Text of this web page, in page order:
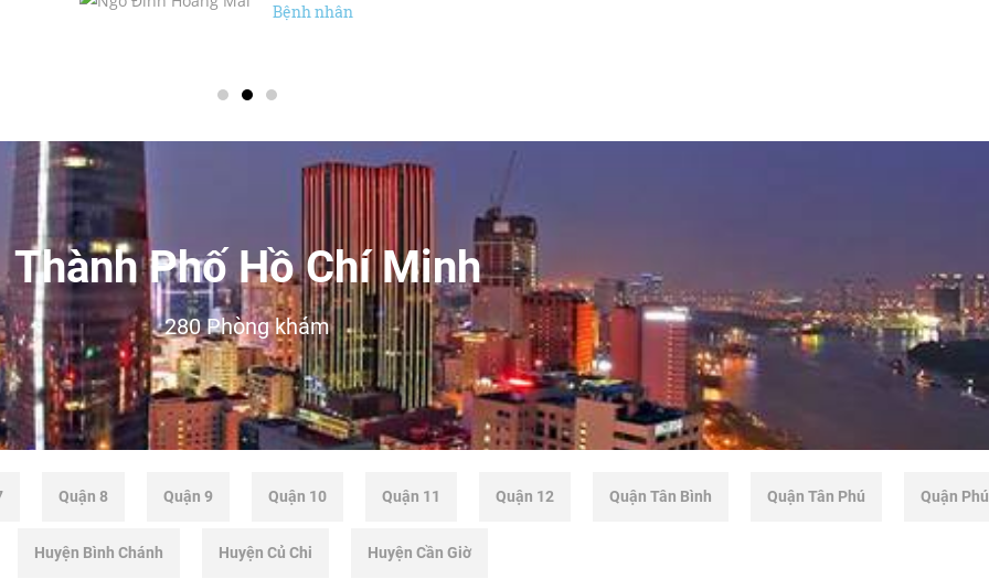
Bệnh nhân
Thành Phố Hồ Chí Minh
280 Phòng khám
Quận 8 Quận 9 Quận 10 Quận 11 Quận 12 Quận Tân Bình Quận Tân Phú Quận
Huyện Bình Chánh Huyện Củ Chi Huyện Cần Giờ